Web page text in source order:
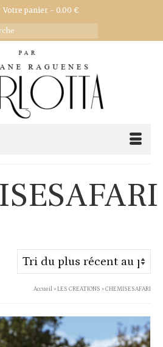
Votre panier - 0.00 €
:
Accueil»LES CREATIONS »CHEMISESAFARI